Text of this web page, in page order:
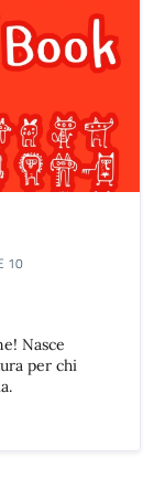
10
Nasce
per chi